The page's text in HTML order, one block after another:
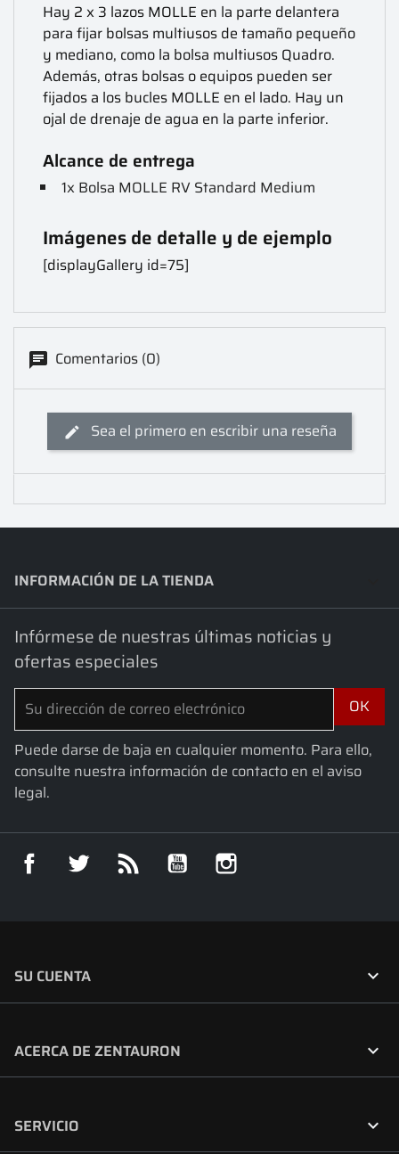
Hay 2 x 3 lazos MOLLE en la parte delantera
para fijar bolsas multiusos de tamaño pequeño
y mediano, como la bolsa multiusos Quadro.
Además, otras bolsas o equipos pueden ser
fijados a los bucles MOLLE en el lado. Hay un
ojal de drenaje de agua en la parte inferior.
Alcance de entrega
1x Bolsa MOLLE RV Standard Medium
Imágenes de detalle y de ejemplo
[displayGallery id=75]
Comentarios (0)
Sea el primero en escribir una reseña
INFORMACIÓN DE LA TIENDA
Infórmese de nuestras últimas noticias y
ofertas especiales
Puede darse de baja en cualquier momento. Para ello,
consulte nuestra información de contacto en el aviso
legal.
Facebook Twitter YouTube
SU CUENTA 
ACERCA DE ZENTAURON 
SERVICIO 